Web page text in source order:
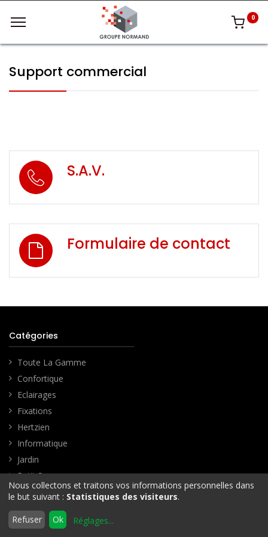
Accueil Rechercher
0
Support commercial
S.A.V.
Formulaire de contact
Catégories
Toute La Gamme
Confortique
Eclairages
Fixations
Hertzien
Informatique
Jardin
Petit Son
Satellite
Support Tv
Téléphonie Mobile
Nous collectons et traitons vos informations personnelles dans
le but suivant : Statistiques des visiteurs.
Refuser Ok Réglages...